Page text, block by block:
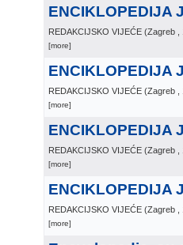
ENCIKLOPEDIJA
REDAKCIJSKO VIJEĆE (Zagreb
[more]
ENCIKLOPEDIJA
REDAKCIJSKO VIJEĆE (Zagreb
[more]
ENCIKLOPEDIJA
REDAKCIJSKO VIJEĆE (Zagreb
[more]
ENCIKLOPEDIJA
REDAKCIJSKO VIJEĆE (Zagreb
[more]